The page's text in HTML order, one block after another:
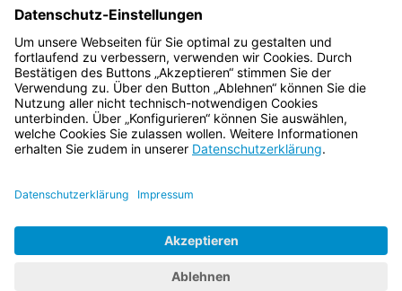
(3) Soweit ein Prüfungsamt eingerichtet wird (§ 9), können
diesem die unter Abs. 1 Nr. 1 bis 6 und 8 sowie unter Abs. 2
Nr. 2 bis 4 bezeichneten Aufgaben übertragen werden.
Bayern.de
BayernPortal
Impressum